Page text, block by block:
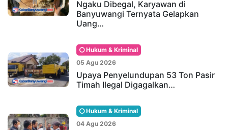
Ngaku Dibegal, Karyawan di
Banyuwangi Ternyata Gelapkan
Uang…
Hukum & Kriminal
05 Agu 2026
Upaya Penyelundupan 53 Ton Pasir
Timah Ilegal Digagalkan…
Hukum & Kriminal
04 Agu 2026